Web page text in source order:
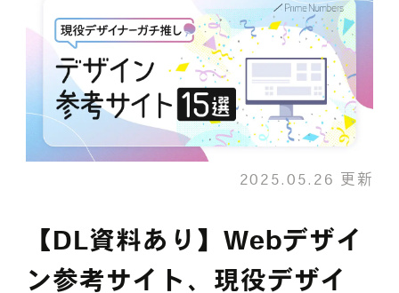
事例紹介
お役立ち情報
会社情報
採用情報
2025.05.26 更新
【DL資料あり】Webデザイ
ン参考サイト、現役デザイ